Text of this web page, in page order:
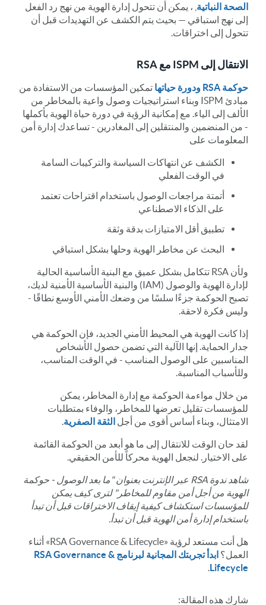
الصحة النباتية , ، يمكن أن تتحول إدارة الهوية من نهج رد الفعل
إلى نهج استباقي — بحيث يتم الكشف عن التهديدات قبل أن
تتحول إلى اختراقات.
الانتقال إلى ISPM مع RSA
حوكمة RSA ودورة حياتها
تمكين المؤسسات من الاستفادة من
مبادئ ISPM وبناء استراتيجيات وصول واعية بالمخاطر من
الألف إلى الياء. مع إمكانية الرؤية في دورة حياة الهوية بأكملها
- من المنضمين والمنتقلين إلى المغادرين - تساعدك إدارة أمن
المعلومات على
الكشف عن انتهاكات السياسة والتركيبات السامة
في الوقت الفعلي
أتمتة مراجعات الوصول باستخدام اقتراحات تعتمد
على الذكاء الاصطناعي
تطبيق أقل الامتيازات بدقة وثقة
البحث عن مخاطر الهوية وحلها بشكل استباقي
ولأن RSA تتكامل بشكل عميق مع البنية الأساسية الحالية
لإدارة الهوية والوصول (IAM) والبنية الأساسية الأمنية لديك،
تصبح الحوكمة جزءًا سلسًا من وضعك الأمني الأوسع نطاقًا -
وليس فكرة لاحقة.
إذا كانت الهوية هي المحيط الأمني الجديد، فإن الحوكمة هي
جدار الحماية. إنها الآلية التي تضمن حصول الأشخاص
المناسبين على الوصول المناسب - في الوقت المناسب،
وللأسباب المناسبة.
من خلال مواءمة الحوكمة مع إدارة المخاطر، يمكن
للمؤسسات تقليل تعرضها للمخاطر، والوفاء بمتطلبات
الامتثال، وبناء أساس أقوى من أجل الثقة الصفرية
لقد حان الوقت للانتقال إلى ما هو أبعد من الحوكمة القائمة
على الاختيار. لنجعل الهوية محركاً للأمن الحقيقي.
شاهد ندوة RSA عبر الإنترنت بعنوان "ما بعد الوصول - حوكمة
الهوية من أجل أمن مقاوم للمخاطر" لترى كيف يمكن
للمؤسسات استكشاف كيفية إيقاف الاختراقات قبل أن تبدأ
باستخدام إدارة أمن الهوية قبل أن تبدأ.
هل أنت مستعد لرؤية «RSA Governance & Lifecycle» أثناء
العمل؟
ابدأ تجربتك المجانية لبرنامج RSA Governance &
Lifecycle
شارك هذه المقالة: